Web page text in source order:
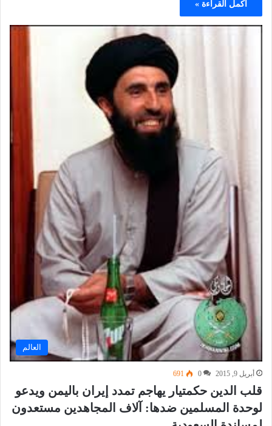
أكمل القراءة »
العالم
أبريل 9, 2015 0
691
قلب الدين حكمتيار يهاجم تمدد إيران باليمن ويدعو
لوحدة المسلمين ضدها: آلاف المجاهدين مستعدون